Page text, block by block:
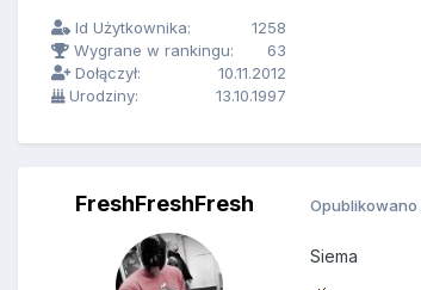
Id Użytkownika:
1258
Wygrane w rankingu:
63
Dołączył:
10.11.2012
Urodziny:
13.10.1997
FreshFreshFresh Opublikowano
Siema